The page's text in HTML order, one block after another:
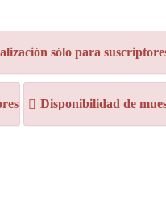
sólo para
Disponibilidad de